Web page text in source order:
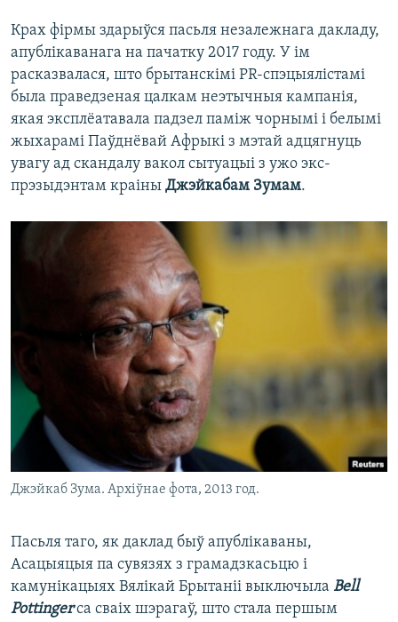
Крах фірмы здарыўся пасьля незалежнага дакладу,
апублікаванага на пачатку 2017 году. У ім
расказвалася, што брытанскімі PR-спэцыялістамі
была праведзеная цалкам неэтычныя кампанія,
якая эксплёатавала падзел паміж чорнымі і белымі
жыхарамі Паўднёвай Афрыкі з мэтай адцягнуць
увагу ад скандалу вакол сытуацыі з ужо экс-
прэзыдэнтам краіны Джэйкабам Зумам.
Джэйкаб Зума. Архіўнае фота, 2013 год.
Пасьля таго, як даклад быў апублікаваны,
Асацыяцыя па сувязях з грамадзкасьцю і
камунікацыях Вялікай Брытаніі выключыла Bell
Pottingerса сваіх шэрагаў, што стала першым